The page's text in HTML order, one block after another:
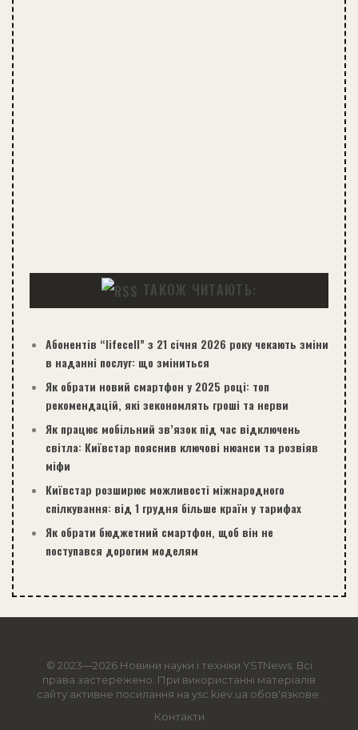
ТАКОЖ ЧИТАЮТЬ:
Абонентів “lifecell” з 21 січня 2026 року чекають зміни
в наданні послуг: що зміниться
Як обрати новий смартфон у 2025 році: топ
рекомендацій, які зекономлять гроші та нерви
Як працює мобільний зв’язок під час відключень
світла: Київстар пояснив ключові нюанси та розвіяв
міфи
Київстар розширює можливості міжнародного
спілкування: від 1 грудня більше країн у тарифах
Як обрати бюджетний смартфон, щоб він не
поступався дорогим моделям
© 2023—2026 Новини науки і техніки YSTNews. Всі
права застережено. При використанні матеріалів
сайту активне посилання на ysc.kiev.ua обов'язкове.
Контакти